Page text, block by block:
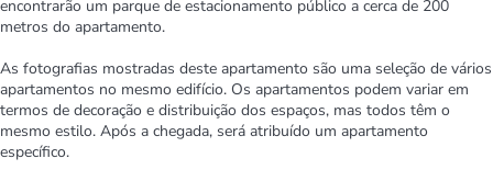
encontrarão um parque de estacionamento público a cerca de 200
metros do apartamento.
As fotografias mostradas deste apartamento são uma seleção de vários
apartamentos no mesmo edifício. Os apartamentos podem variar em
termos de decoração e distribuição dos espaços, mas todos têm o
mesmo estilo. Após a chegada, será atribuído um apartamento
específico.